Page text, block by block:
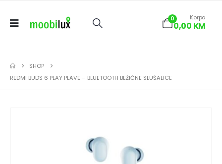
0 Korpa
0,00 KM
SHOP
REDMI BUDS 6 PLAY PLAVE – BLUETOOTH BEŽIČNE SLUŠALICE